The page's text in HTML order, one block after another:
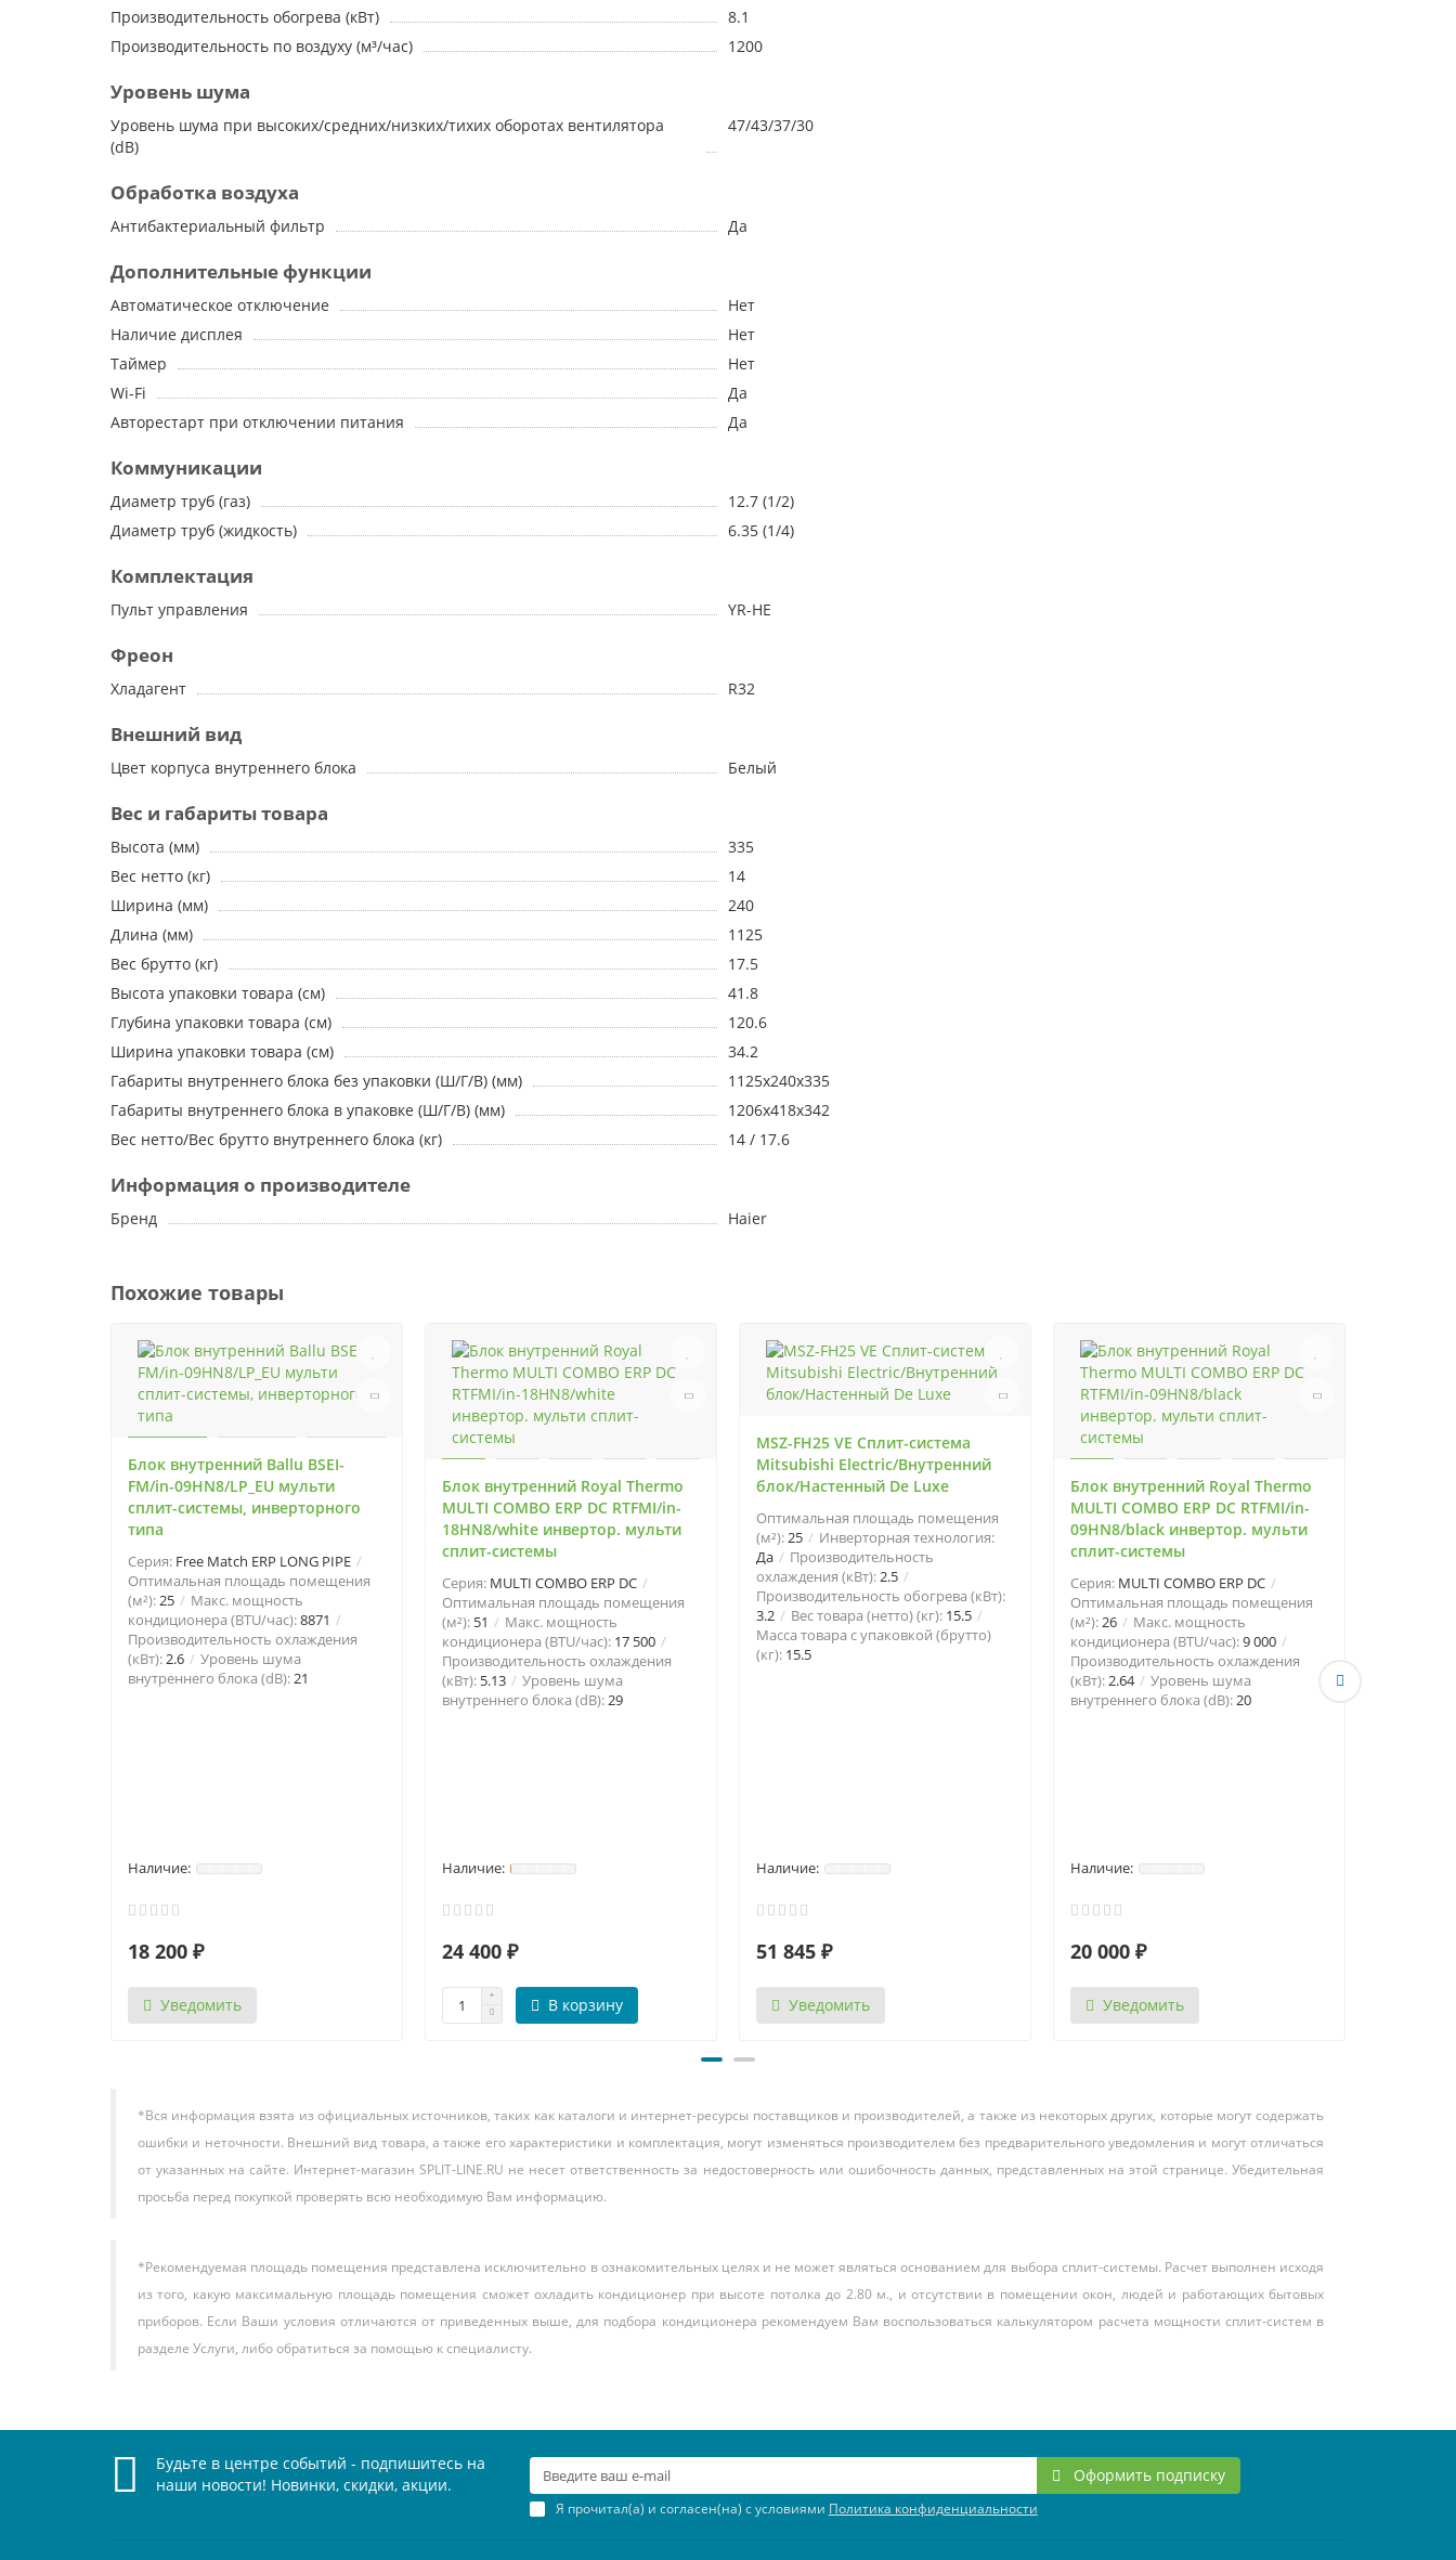
Производительность обогрева (кВт)
8.1
Производительность по воздуху (м³/час)
1200
Уровень шума
Уровень шума при высоких/средних/низких/тихих оборотах вентилятора
(dB)
47/43/37/30
Обработка воздуха
Антибактериальный фильтр Да
Дополнительные функции
Автоматическое отключение
Нет
Наличие дисплея
Нет
Таймер
Нет
Wi-Fi
Да
Авторестарт при отключении питания
Да
Коммуникации
Диаметр труб (газ)
12.7 (1/2)
Диаметр труб (жидкость)
6.35 (1/4)
Комплектация
Пульт управления YR-HE
Фреон
Хладагент R32
Внешний вид
Цвет корпуса внутреннего блока Белый
Вес и габариты товара
Высота (мм)
335
Вес нетто (кг)
14
Ширина (мм)
240
Длина (мм)
1125
Вес брутто (кг)
17.5
Высота упаковки товара (см)
41.8
Глубина упаковки товара (см)
120.6
Ширина упаковки товара (см)
34.2
Габариты внутреннего блока без упаковки (Ш/Г/В) (мм)
1125х240х335
Габариты внутреннего блока в упаковке (Ш/Г/В) (мм)
1206х418х342
Вес нетто/Вес брутто внутреннего блока (кг)
14 / 17.6
Информация о производителе
Бренд Haier
Похожие товары
Блок внутренний Ballu BSEI-
FM/in-09HN8/LP_EU мульти
сплит-системы, инверторного
типа
Серия: Free Match ERP LONG PIPE
Оптимальная площадь помещения
(м²):25
Макс. мощность
кондиционера (BTU/час):8871
Производительность охлаждения
(кВт):2.6
Уровень шума
внутреннего блока (dB):21
18 200 ₽
Уведомить
Блок внутренний Royal Thermo
MULTI COMBO ERP DC RTFMI/in-
18HN8/white инвертор. мульти
сплит-системы
Серия: MULTI COMBO ERP DC
Оптимальная площадь помещения
(м²): 51
Макс. мощность
кондиционера (BTU/час): 17 500
Производительность охлаждения
(кВт): 5.13
Уровень шума
внутреннего блока (dB):29
24 400 ₽
В корзину
MSZ-FH25 VE Сплит-система
Mitsubishi Electric/Внутренний
блок/Настенный De Luxe
Оптимальная площадь помещения
(м²):25
Инверторная технология:
Да
Производительность
охлаждения (кВт):2.5
Производительность обогрева (кВт):
3.2
Вес товара (нетто) (кг): 15.5
Масса товара с упаковкой (брутто)
(кг): 15.5
51 845 ₽
Уведомить
Блок внутренний Royal Thermo
MULTI COMBO ERP DC RTFMI/in-
09HN8/black инвертор. мульти
сплит-системы
Серия: MULTI COMBO ERP DC
Оптимальная площадь помещения
(м²):26
Макс. мощность
кондиционера (BTU/час):9 000
Производительность охлаждения
(кВт):2.64
Уровень шума
внутреннего блока (dB):20
20 000 ₽
Уведомить
*Вся информация взята из официальных источников, таких как каталоги и интернет-ресурсы поставщиков и производителей, а также из некоторых других, которые могут содержать
ошибки и неточности. Внешний вид товара, а также его характеристики и комплектация, могут изменяться производителем без предварительного уведомления и могут отличаться
от указанных на сайте. Интернет-магазин SPLIT-LINE.RU не несет ответственность за недостоверность или ошибочность данных, представленных на этой странице. Убедительная
просьба перед покупкой проверять всю необходимую Вам информацию.
*Рекомендуемая площадь помещения представлена исключительно в ознакомительных целях и не может являться основанием для выбора сплит-системы. Расчет выполнен исходя
из того, какую максимальную площадь помещения сможет охладить кондиционер при высоте потолка до 2.80 м., и отсутствии в помещении окон, людей и работающих бытовых
приборов. Если Ваши условия отличаются от приведенных выше, для подбора кондиционера рекомендуем Вам воспользоваться калькулятором расчета мощности сплит-систем в
разделе Услуги, либо обратиться за помощью к специалисту.
Будьте в центре событий - подпишитесь на
наши новости! Новинки, скидки, акции.
Оформить подписку
Я прочитал(а) и согласен(на) с условиями Политика конфиденциальности